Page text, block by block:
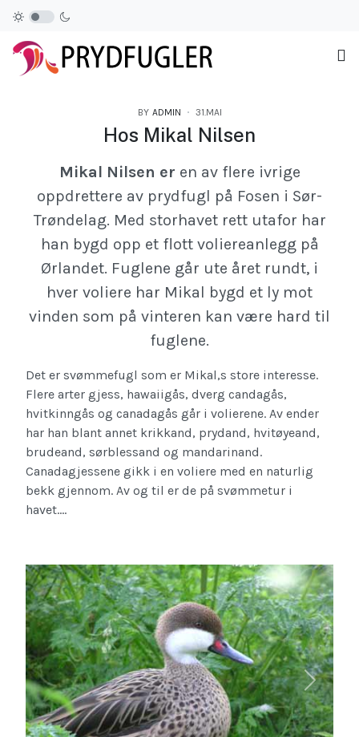
BY ADMIN 31.MAI
Hos Mikal Nilsen
Mikal Nilsen er en av flere ivrige
oppdrettere av prydfugl på Fosen i Sør-
Trøndelag. Med storhavet rett utafor har
han bygd opp et flott voliereanlegg på
Ørlandet. Fuglene går ute året rundt, i
hver voliere har Mikal bygd et ly mot
vinden som på vinteren kan være hard til
fuglene.
Det er svømmefugl som er Mikal,s store interesse.
Flere arter gjess, hawaiigås, dverg candagås,
hvitkinngås og canadagås går i volierene. Av ender
har han blant annet krikkand, prydand, hvitøyeand,
brudeand, sørblessand og mandarinand.
Canadagjessene gikk i en voliere med en naturlig
bekk gjennom. Av og til er de på svømmetur i
havet....
Forrige Neste